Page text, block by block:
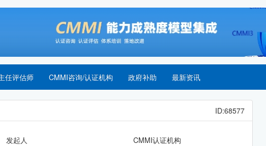
任评估师 CMMI咨询/认证机构 政府补助 最新资讯
ID:68577
发起人
CMMI认证机构